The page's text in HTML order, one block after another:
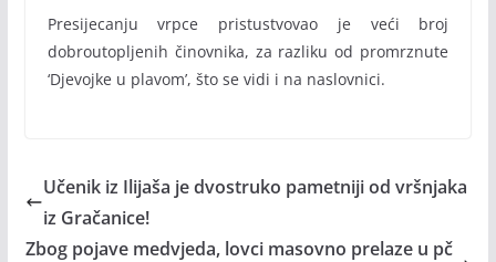
Presijecanju vrpce pristustvovao je veći broj
dobroutopljenih činovnika, za razliku od promrznute
‘Djevojke u plavom’, što se vidi i na naslovnici.
Učenik iz Ilijaša je dvostruko pametniji od vršnjaka
iz Gračanice!
Zbog pojave medvjeda, lovci masovno prelaze u pč